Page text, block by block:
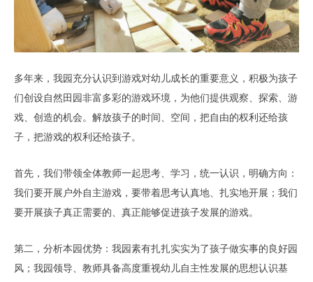
多年来，我园充分认识到游戏对幼儿成长的重要意义，积极为孩子
们创设自然田园非富多彩的游戏环境，为他们提供观察、探索、游
戏、创造的机会。解放孩子的时间、空间，把自由的权利还给孩
子，把游戏的权利还给孩子。
首先，我们带领全体教师一起思考、学习，统一认识，明确方向：
我们要开展户外自主游戏，要带着思考认真地、扎实地开展；我们
要开展孩子真正需要的、真正能够促进孩子发展的游戏。
第二，分析本园优势：我园素有扎扎实实为了孩子做实事的良好园
风；我园领导、教师具备高度重视幼儿自主性发展的思想认识基